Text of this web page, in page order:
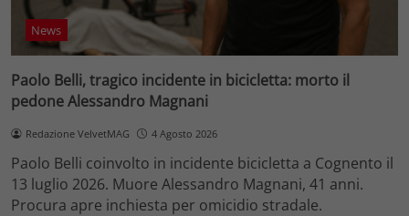
News
Paolo Belli, tragico incidente in bicicletta: morto il
pedone Alessandro Magnani
Redazione VelvetMAG 4 Agosto 2026
Paolo Belli coinvolto in incidente bicicletta a Cognento il
13 luglio 2026. Muore Alessandro Magnani, 41 anni.
Procura apre inchiesta per omicidio stradale.